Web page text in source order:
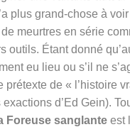
plus grand-chose à
meurtres en série
outils. Étant donné
eu lieu ou s’il ne
prétexte de « l’histoire
d’Ed Gein).
Foreuse sanglante est